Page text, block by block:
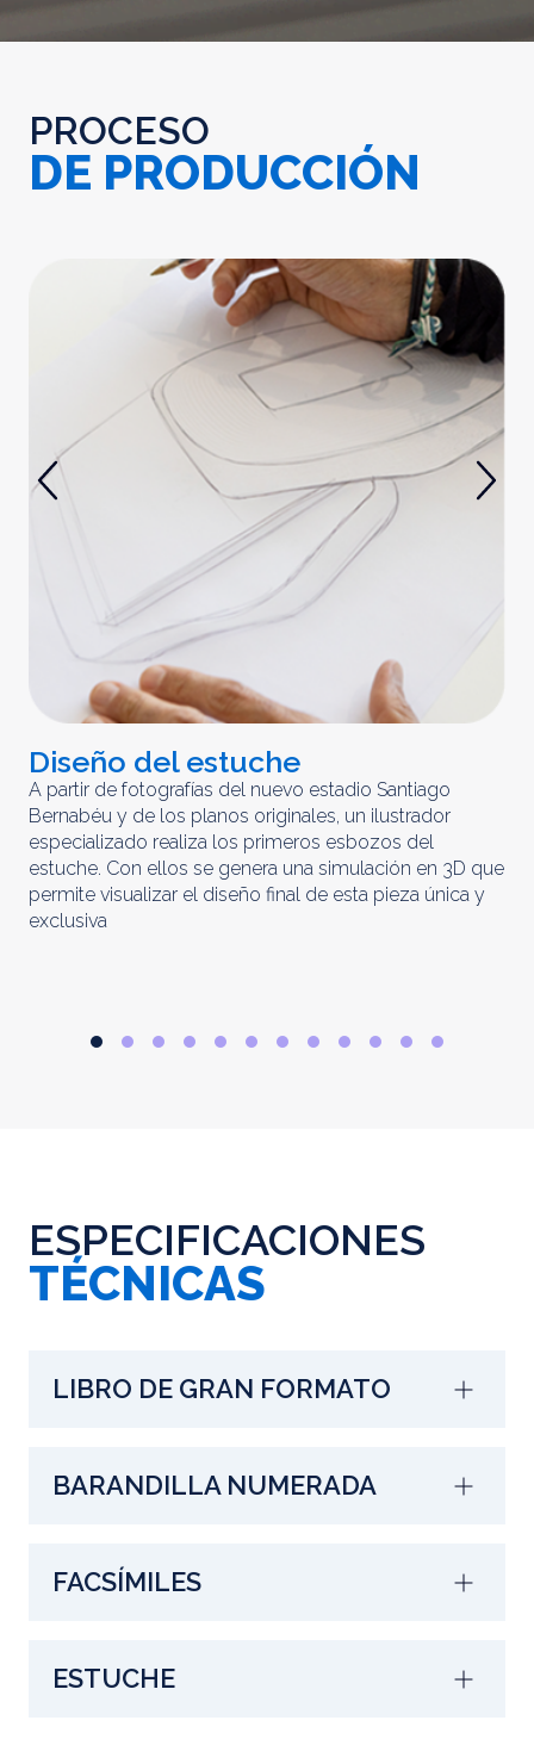
PROCESO
DE PRODUCCIÓN
Diseño del estuche
A partir de fotografías del nuevo estadio Santiago
Bernabéu y de los planos originales, un ilustrador
especializado realiza los primeros esbozos del
estuche. Con ellos se genera una simulación en 3D que
permite visualizar el diseño final de esta pieza única y
exclusiva
ESPECIFICACIONES
TÉCNICAS
LIBRO DE GRAN FORMATO
BARANDILLA NUMERADA
FACSÍMILES
ESTUCHE